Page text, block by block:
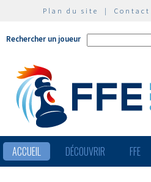
Plan du site | Contact
Rechercher un joueur
ACCUEIL DÉCOUVRIR FFE